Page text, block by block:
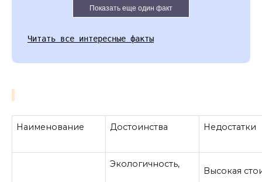
Показать еще один факт
Читать все интересные факты
Наименование Достоинства Недостатки
Экологичность,
Высокая